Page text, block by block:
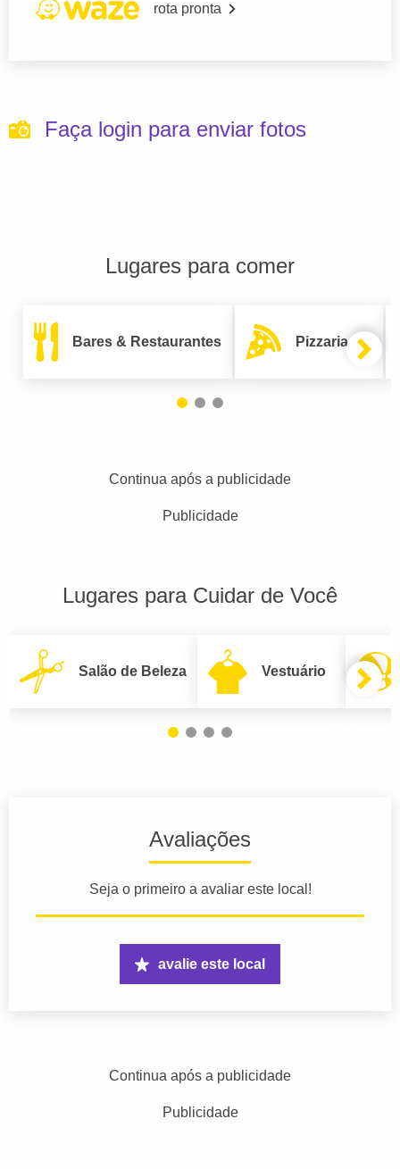
rota pronta
Faça login para enviar fotos
Lugares para comer
Bares & Restaurantes Pizzarias
Continua após a publicidade
Publicidade
Lugares para Cuidar de Você
Salão de Beleza Vestuário
Avaliações
Seja o primeiro a avaliar este local!
avalie este local
Continua após a publicidade
Publicidade